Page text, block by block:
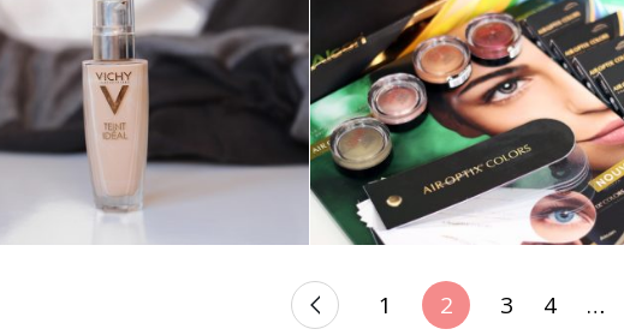
MAKE-UP ///
FOND DE TEINT
FLUIDE TEINT IDÉAL
N°15 – VICHY
AUTRES ///
LENTILLES AIR OPTIX
COLORS – ALCON
1 2 3 4 …